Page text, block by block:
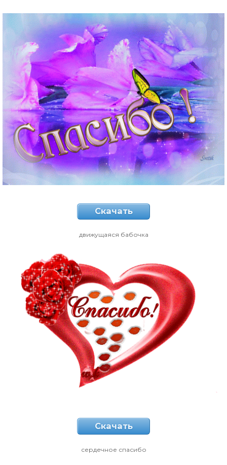
Скачать
движущаяся бабочка
Скачать
сердечное спасибо